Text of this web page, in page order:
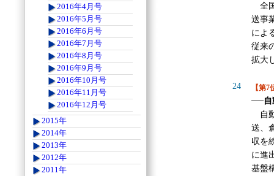
全
送事
によ
従来
拡大
24 【第
──自
自
送、
収を
に進
基盤
2016年4月号
2016年5月号
2016年6月号
2016年7月号
2016年8月号
2016年9月号
2016年10月号
2016年11月号
2016年12月号
2015年
2014年
2013年
2012年
2011年